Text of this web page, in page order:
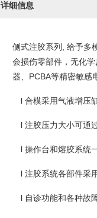
详细信息
侧式注胶系列 给予多
会损伤零部件，无化
器、 PCBA等精密敏感
l 合模采用气液增压
l 注胶压力大小可通
l 操作台和熔胶系统
l 注胶系统各部件采
l 自诊功能和各种故